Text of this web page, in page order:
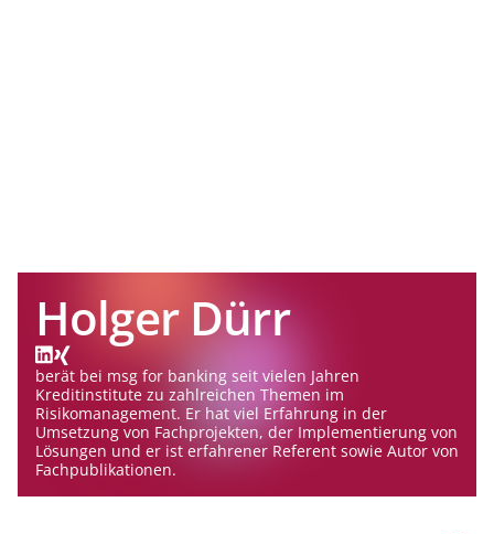
Holger Dürr
berät bei msg for banking seit vielen Jahren
Kreditinstitute zu zahlreichen Themen im
Risikomanagement. Er hat viel Erfahrung in der
Umsetzung von Fachprojekten, der Implementierung von
Lösungen und er ist erfahrener Referent sowie Autor von
Fachpublikationen.